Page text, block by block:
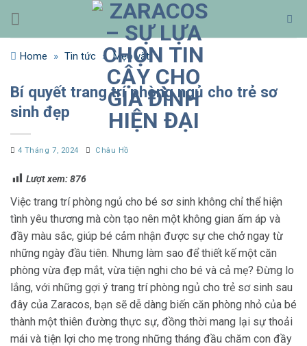
qua
nội
dungHome » Tin tức » Mẹo vặt
Bí quyết trang trí phòng ngủ cho trẻ sơ
sinh đẹp
4 Tháng 7, 2024 Châu Hồ
Lượt xem:876
Việc trang trí phòng ngủ cho bé sơ sinh không chỉ thể hiện
tình yêu thương mà còn tạo nên một không gian ấm áp và
đầy màu sắc, giúp bé cảm nhận được sự che chở ngay từ
những ngày đầu tiên. Nhưng làm sao để thiết kế một căn
phòng vừa đẹp mắt, vừa tiện nghi cho bé và cả mẹ? Đừng lo
lắng, với những gợi ý trang trí phòng ngủ cho trẻ sơ sinh sau
đây của Zaracos, bạn sẽ dễ dàng biến căn phòng nhỏ của bé
thành một thiên đường thực sự, đồng thời mang lại sự thoải
mái và tiện lợi cho mẹ trong những tháng đầu chăm con đầy